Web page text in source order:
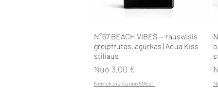
Greita peržiūra
N°67 BEACH VIBES — rausvasis
greipfrutas, agurkas | Aqua Kiss
stiliaus
Nuo 3,00 €
Pardavimo kaina
Nemok.siunta nuo 50Eur.